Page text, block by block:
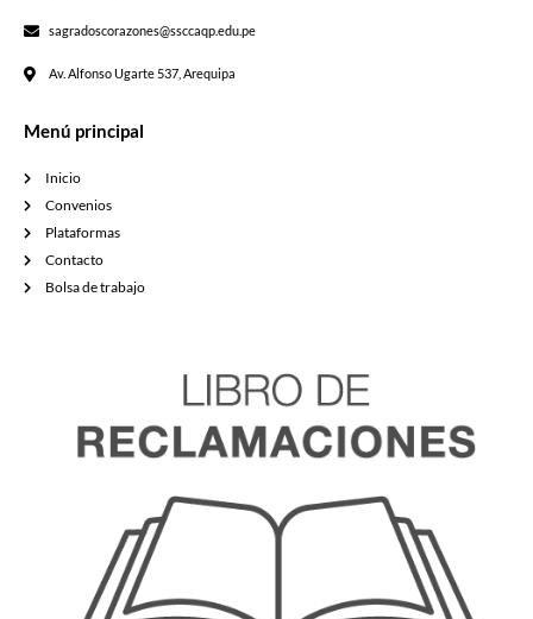
sagradoscorazones@ssccaqp.edu.pe
Av. Alfonso Ugarte 537, Arequipa
Menú principal
Inicio
Convenios
Plataformas
Contacto
Bolsa de trabajo